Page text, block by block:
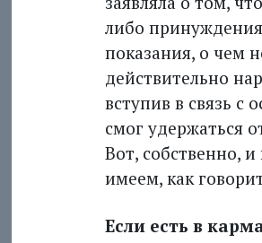
либо
показания, о чем
действительно
вступив в связь с
смог удержаться
Вот, собственно,
имеем, как
Если есть в